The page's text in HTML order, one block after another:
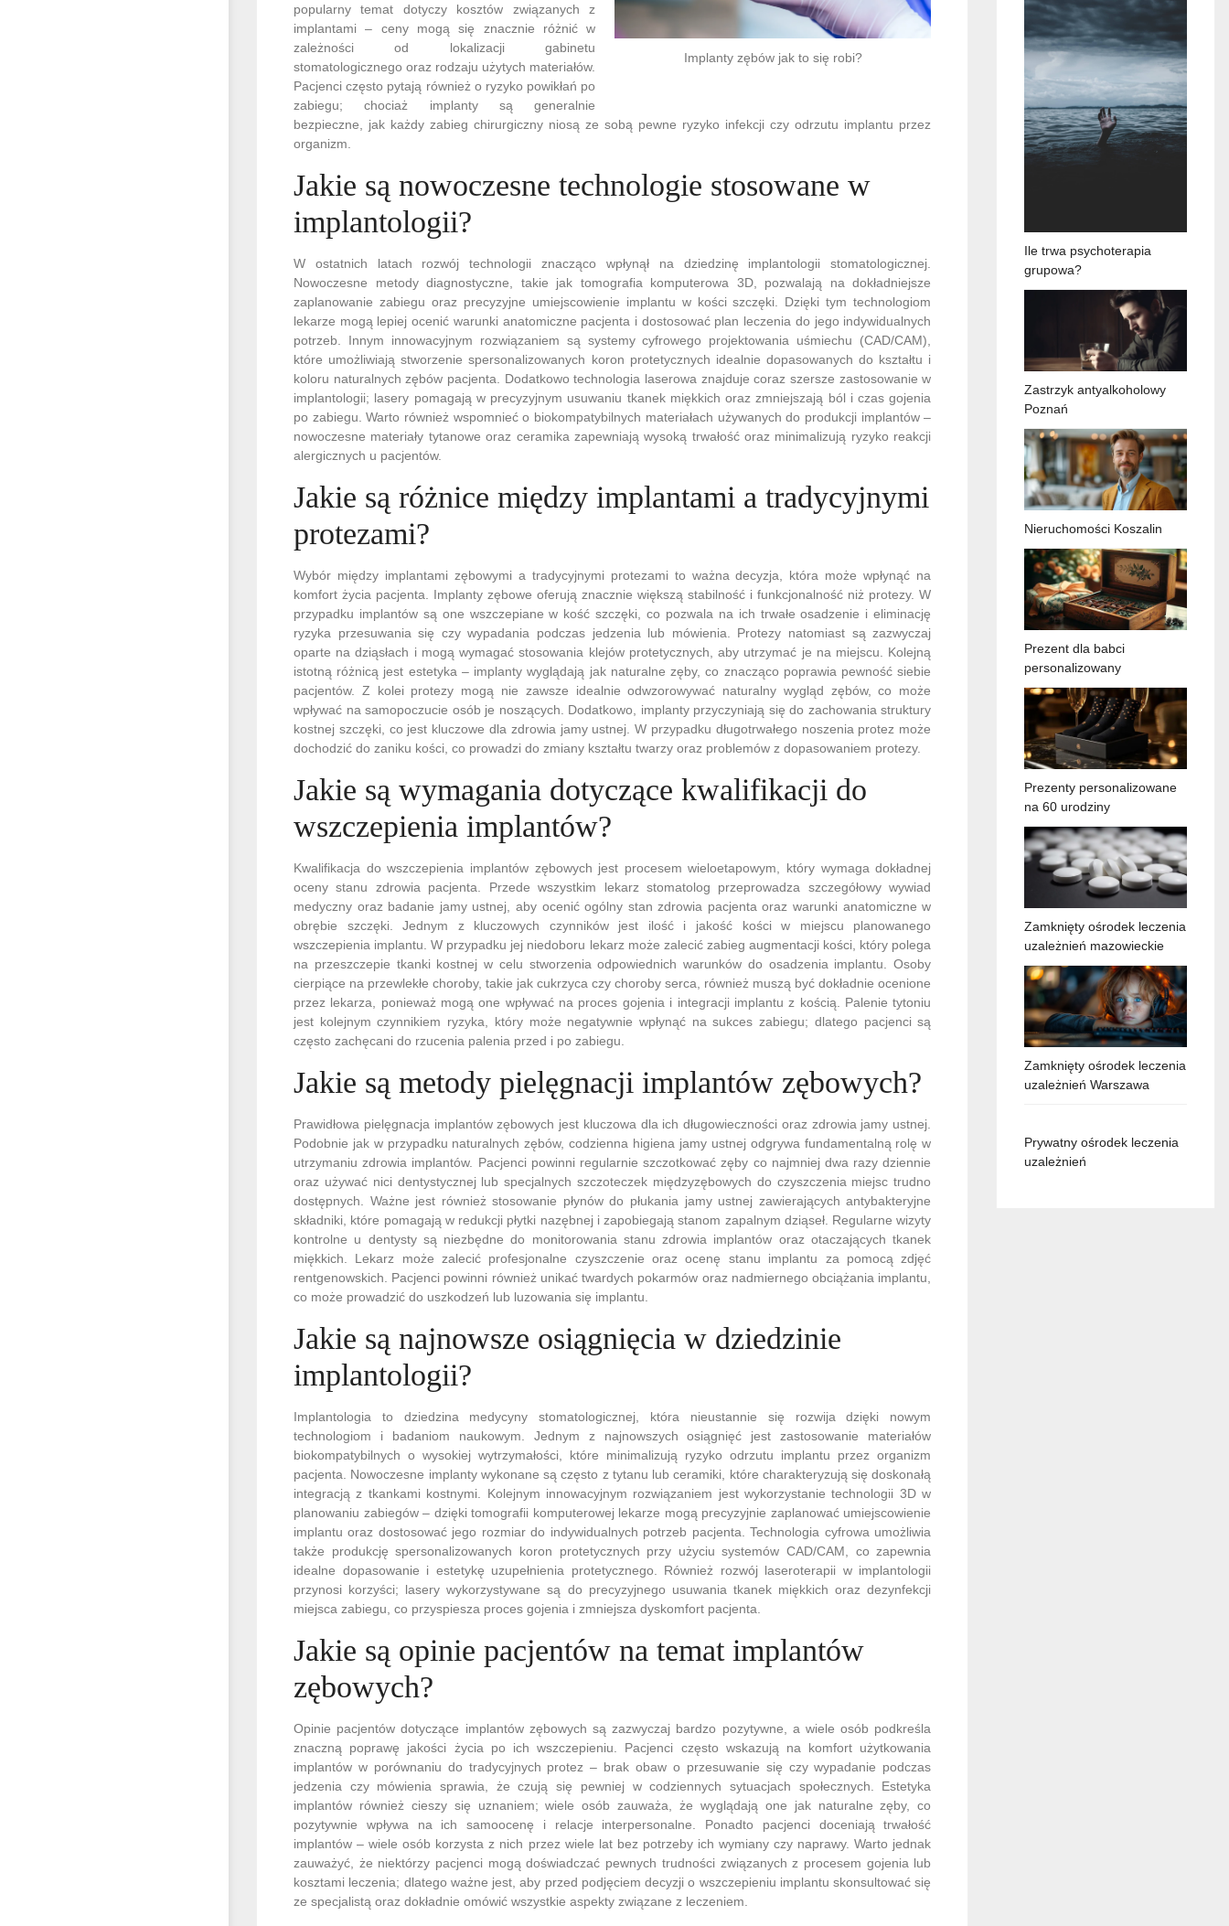
Implanty zębów jak to się robi?
popularny temat dotyczy kosztów związanych z
implantami – ceny mogą się znacznie różnić w
zależności od lokalizacji gabinetu
stomatologicznego oraz rodzaju użytych materiałów.
Pacjenci często pytają również o ryzyko powikłań po
zabiegu; chociaż implanty są generalnie
bezpieczne, jak każdy zabieg chirurgiczny niosą ze sobą pewne ryzyko infekcji czy odrzutu implantu przez
organizm.
Jakie są nowoczesne technologie stosowane w
implantologii?
W ostatnich latach rozwój technologii znacząco wpłynął na dziedzinę implantologii stomatologicznej.
Nowoczesne metody diagnostyczne, takie jak tomografia komputerowa 3D, pozwalają na dokładniejsze
zaplanowanie zabiegu oraz precyzyjne umiejscowienie implantu w kości szczęki. Dzięki tym technologiom
lekarze mogą lepiej ocenić warunki anatomiczne pacjenta i dostosować plan leczenia do jego indywidualnych
potrzeb. Innym innowacyjnym rozwiązaniem są systemy cyfrowego projektowania uśmiechu (CAD/CAM),
które umożliwiają stworzenie spersonalizowanych koron protetycznych idealnie dopasowanych do kształtu i
koloru naturalnych zębów pacjenta. Dodatkowo technologia laserowa znajduje coraz szersze zastosowanie w
implantologii; lasery pomagają w precyzyjnym usuwaniu tkanek miękkich oraz zmniejszają ból i czas gojenia
po zabiegu. Warto również wspomnieć o biokompatybilnych materiałach używanych do produkcji implantów –
nowoczesne materiały tytanowe oraz ceramika zapewniają wysoką trwałość oraz minimalizują ryzyko reakcji
alergicznych u pacjentów.
Jakie są różnice między implantami a tradycyjnymi
protezami?
Wybór między implantami zębowymi a tradycyjnymi protezami to ważna decyzja, która może wpłynąć na
komfort życia pacjenta. Implanty zębowe oferują znacznie większą stabilność i funkcjonalność niż protezy. W
przypadku implantów są one wszczepiane w kość szczęki, co pozwala na ich trwałe osadzenie i eliminację
ryzyka przesuwania się czy wypadania podczas jedzenia lub mówienia. Protezy natomiast są zazwyczaj
oparte na dziąsłach i mogą wymagać stosowania klejów protetycznych, aby utrzymać je na miejscu. Kolejną
istotną różnicą jest estetyka – implanty wyglądają jak naturalne zęby, co znacząco poprawia pewność siebie
pacjentów. Z kolei protezy mogą nie zawsze idealnie odwzorowywać naturalny wygląd zębów, co może
wpływać na samopoczucie osób je noszących. Dodatkowo, implanty przyczyniają się do zachowania struktury
kostnej szczęki, co jest kluczowe dla zdrowia jamy ustnej. W przypadku długotrwałego noszenia protez może
dochodzić do zaniku kości, co prowadzi do zmiany kształtu twarzy oraz problemów z dopasowaniem protezy.
Jakie są wymagania dotyczące kwalifikacji do
wszczepienia implantów?
Kwalifikacja do wszczepienia implantów zębowych jest procesem wieloetapowym, który wymaga dokładnej
oceny stanu zdrowia pacjenta. Przede wszystkim lekarz stomatolog przeprowadza szczegółowy wywiad
medyczny oraz badanie jamy ustnej, aby ocenić ogólny stan zdrowia pacjenta oraz warunki anatomiczne w
obrębie szczęki. Jednym z kluczowych czynników jest ilość i jakość kości w miejscu planowanego
wszczepienia implantu. W przypadku jej niedoboru lekarz może zalecić zabieg augmentacji kości, który polega
na przeszczepie tkanki kostnej w celu stworzenia odpowiednich warunków do osadzenia implantu. Osoby
cierpiące na przewlekłe choroby, takie jak cukrzyca czy choroby serca, również muszą być dokładnie ocenione
przez lekarza, ponieważ mogą one wpływać na proces gojenia i integracji implantu z kością. Palenie tytoniu
jest kolejnym czynnikiem ryzyka, który może negatywnie wpłynąć na sukces zabiegu; dlatego pacjenci są
często zachęcani do rzucenia palenia przed i po zabiegu.
Jakie są metody pielęgnacji implantów zębowych?
Prawidłowa pielęgnacja implantów zębowych jest kluczowa dla ich długowieczności oraz zdrowia jamy ustnej.
Podobnie jak w przypadku naturalnych zębów, codzienna higiena jamy ustnej odgrywa fundamentalną rolę w
utrzymaniu zdrowia implantów. Pacjenci powinni regularnie szczotkować zęby co najmniej dwa razy dziennie
oraz używać nici dentystycznej lub specjalnych szczoteczek międzyzębowych do czyszczenia miejsc trudno
dostępnych. Ważne jest również stosowanie płynów do płukania jamy ustnej zawierających antybakteryjne
składniki, które pomagają w redukcji płytki nazębnej i zapobiegają stanom zapalnym dziąseł. Regularne wizyty
kontrolne u dentysty są niezbędne do monitorowania stanu zdrowia implantów oraz otaczających tkanek
miękkich. Lekarz może zalecić profesjonalne czyszczenie oraz ocenę stanu implantu za pomocą zdjęć
rentgenowskich. Pacjenci powinni również unikać twardych pokarmów oraz nadmiernego obciążania implantu,
co może prowadzić do uszkodzeń lub luzowania się implantu.
Jakie są najnowsze osiągnięcia w dziedzinie
implantologii?
Implantologia to dziedzina medycyny stomatologicznej, która nieustannie się rozwija dzięki nowym
technologiom i badaniom naukowym. Jednym z najnowszych osiągnięć jest zastosowanie materiałów
biokompatybilnych o wysokiej wytrzymałości, które minimalizują ryzyko odrzutu implantu przez organizm
pacjenta. Nowoczesne implanty wykonane są często z tytanu lub ceramiki, które charakteryzują się doskonałą
integracją z tkankami kostnymi. Kolejnym innowacyjnym rozwiązaniem jest wykorzystanie technologii 3D w
planowaniu zabiegów – dzięki tomografii komputerowej lekarze mogą precyzyjnie zaplanować umiejscowienie
implantu oraz dostosować jego rozmiar do indywidualnych potrzeb pacjenta. Technologia cyfrowa umożliwia
także produkcję spersonalizowanych koron protetycznych przy użyciu systemów CAD/CAM, co zapewnia
idealne dopasowanie i estetykę uzupełnienia protetycznego. Również rozwój laseroterapii w implantologii
przynosi korzyści; lasery wykorzystywane są do precyzyjnego usuwania tkanek miękkich oraz dezynfekcji
miejsca zabiegu, co przyspiesza proces gojenia i zmniejsza dyskomfort pacjenta.
Jakie są opinie pacjentów na temat implantów
zębowych?
Opinie pacjentów dotyczące implantów zębowych są zazwyczaj bardzo pozytywne, a wiele osób podkreśla
znaczną poprawę jakości życia po ich wszczepieniu. Pacjenci często wskazują na komfort użytkowania
implantów w porównaniu do tradycyjnych protez – brak obaw o przesuwanie się czy wypadanie podczas
jedzenia czy mówienia sprawia, że czują się pewniej w codziennych sytuacjach społecznych. Estetyka
implantów również cieszy się uznaniem; wiele osób zauważa, że wyglądają one jak naturalne zęby, co
pozytywnie wpływa na ich samoocenę i relacje interpersonalne. Ponadto pacjenci doceniają trwałość
implantów – wiele osób korzysta z nich przez wiele lat bez potrzeby ich wymiany czy naprawy. Warto jednak
zauważyć, że niektórzy pacjenci mogą doświadczać pewnych trudności związanych z procesem gojenia lub
kosztami leczenia; dlatego ważne jest, aby przed podjęciem decyzji o wszczepieniu implantu skonsultować się
ze specjalistą oraz dokładnie omówić wszystkie aspekty związane z leczeniem.
Ile trwa psychoterapia
grupowa?
Zastrzyk antyalkoholowy
Poznań
Nieruchomości Koszalin
Prezent dla babci
personalizowany
Prezenty personalizowane
na 60 urodziny
Zamknięty ośrodek leczenia
uzależnień mazowieckie
Zamknięty ośrodek leczenia
uzależnień Warszawa
Prywatny ośrodek leczenia
uzależnień